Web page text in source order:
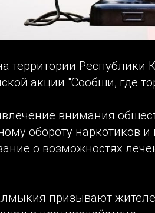
территории Республики
акции "Сообщи, где
внимания
обороту наркотиков
о возможностях
призывают